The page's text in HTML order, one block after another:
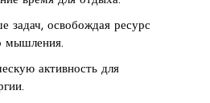
задач, освобождая ресурс
мышления.
активность для